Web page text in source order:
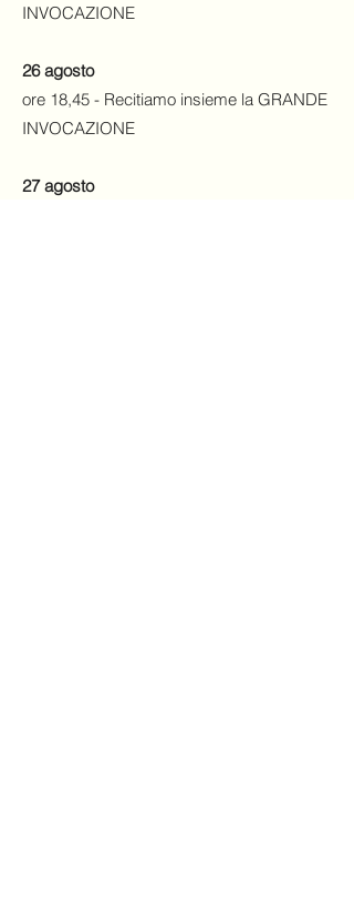
INVOCAZIONE
26 agosto
ore 18,45 - Recitiamo insieme la GRANDE
INVOCAZIONE
27 agosto